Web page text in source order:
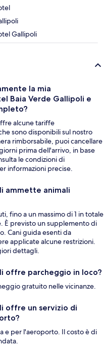
Gallipoli
la mia
Baia Verde Gallipoli e
alcune tariffe
sono disponibili sul nostro
rimborsabile, puoi cancellare
prima dell'arrivo, in base
le condizioni di
informazioni precise.
ammette animali
fino a un massimo di 1 in totale
È previsto un supplemento di
Cani guida esenti da
applicate alcune restrizioni.
dettagli.
offre parcheggio in loco?
gratuito nelle vicinanze.
offre un servizio di
e per l'aeroporto. Il costo è di